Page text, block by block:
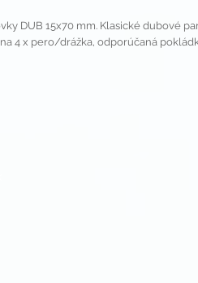
DUB 15x70 mm. Klasické dubové
4 x pero/drážka, odporúčaná